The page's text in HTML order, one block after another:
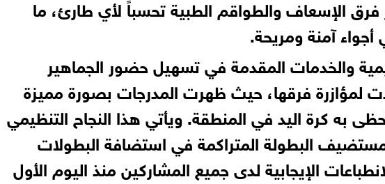
فرق الإسعاف والطواقم الطبية تحسباً لأي طارئ، ما
آمنة ومريحة.
والخدمات المقدمة في تسهيل حضور الجماهير
لمؤازرة فرقها، حيث ظهرت المدرجات بصورة مميزة
به كرة اليد في المنطقة. ويأتي هذا النجاح التنظيمي
مستضيف البطولة المتراكمة في استضافة البطولات
الإيجابية لدى جميع المشاركين منذ اليوم الأول